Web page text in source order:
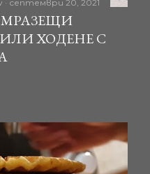
септември 20, 2021
МРАЗЕЩИ
ИЛИ ХОДЕНЕ С